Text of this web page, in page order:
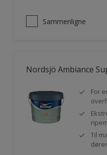
Sammenligne
Nordsjö Ambiance
For
Til